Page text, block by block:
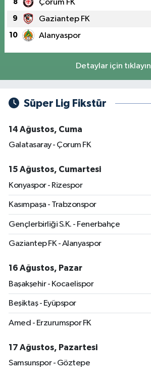
8 Çorum FK
9 Gaziantep FK
10 Alanyaspor
Detaylar için tıklayın
Süper Lig Fikstür
14 Ağustos, Cuma
Galatasaray - Çorum FK
15 Ağustos, Cumartesi
Konyaspor - Rizespor
Kasımpaşa - Trabzonspor
Gençlerbirliği S.K. - Fenerbahçe
Gaziantep FK - Alanyaspor
16 Ağustos, Pazar
Başakşehir - Kocaelispor
Beşiktaş - Eyüpspor
Amed - Erzurumspor FK
17 Ağustos, Pazartesi
Samsunspor - Göztepe